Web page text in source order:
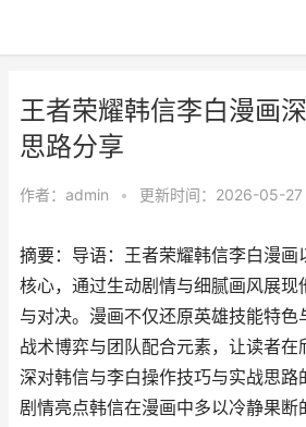
王者荣耀韩信李白漫画
思路分享
作者： admin • 更新时间：2026-05-27
摘要：导语：王者荣耀韩信李白漫画
核心，通过生动剧情与细腻画风展现
与对决。漫画不仅还原英雄技能特色
战术博弈与团队配合元素，让读者在
深对韩信与李白操作技巧与实战思路
剧情亮点韩信在漫画中多以冷静果断